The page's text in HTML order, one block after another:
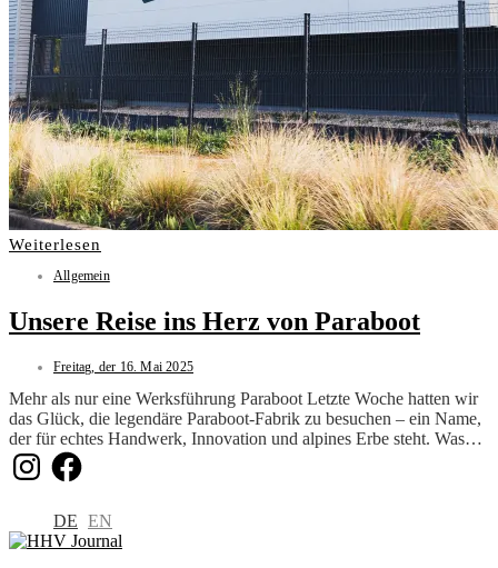
Weiterlesen
Allgemein
Unsere Reise ins Herz von Paraboot
Freitag, der 16. Mai 2025
Mehr als nur eine Werksführung Paraboot Letzte Woche hatten wir
das Glück, die legendäre Paraboot-Fabrik zu besuchen – ein Name,
der für echtes Handwerk, Innovation und alpines Erbe steht. Was…
InstagramFacebook
DE EN